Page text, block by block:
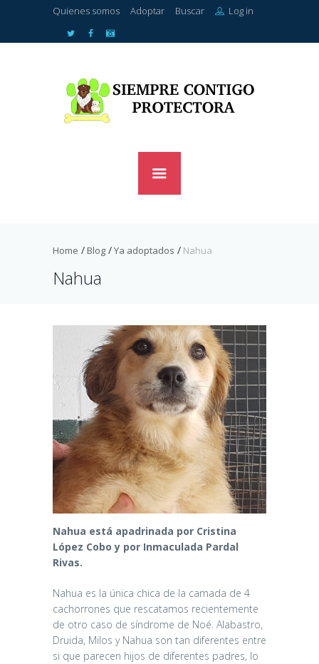
Quienes somos Adoptar Buscar Log in
Home Blog Ya adoptados Nahua
Nahua
Nahua está apadrinada por Cristina
López Cobo y por Inmaculada Pardal
Rivas.
Nahua es la única chica de la camada de 4
cachorrones que rescatamos recientemente
de otro caso de síndrome de Noé. Alabastro,
Druida, Milos y Nahua son tan diferentes entre
si que parecen hijos de diferentes padres, lo